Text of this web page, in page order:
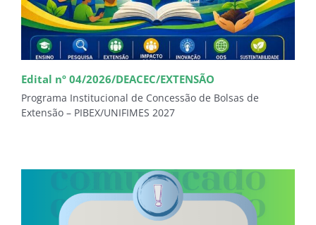
Edital nº 04/2026/DEACEC/EXTENSÃO
Programa Institucional de Concessão de Bolsas de
Extensão – PIBEX/UNIFIMES 2027